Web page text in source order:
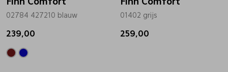
Finn Comfort
02784 427210 blauw
239,00
Finn Comfort
01402 grijs
259,00